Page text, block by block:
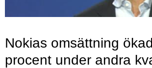
Nokias omsättning
procent under andra